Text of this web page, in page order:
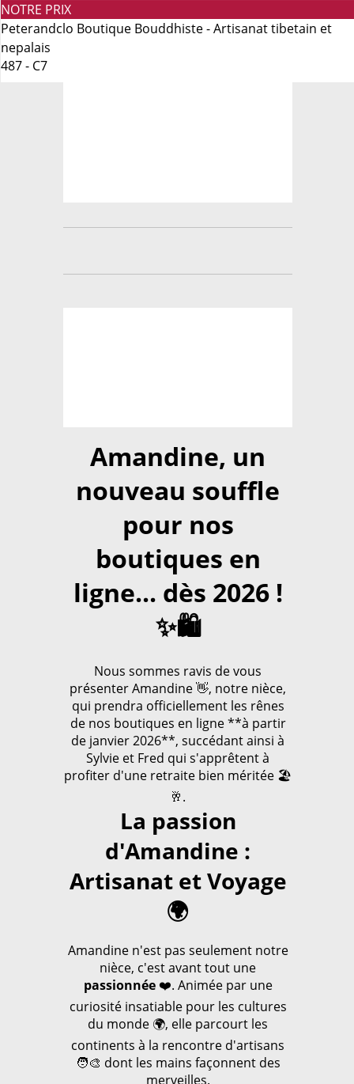
NOTRE PRIX
Peterandclo Boutique Bouddhiste - Artisanat tibetain et
nepalais
487 - C7
Amandine, un
nouveau souffle
pour nos
boutiques en
ligne... dès 2026 !
✨🛍️
Nous sommes ravis de vous
présenter Amandine 👋, notre nièce,
qui prendra officiellement les rênes
de nos boutiques en ligne **à partir
de janvier 2026**, succédant ainsi à
Sylvie et Fred qui s'apprêtent à
profiter d'une retraite bien méritée 🏖️
🥂.
La passion
d'Amandine :
Artisanat et Voyage
🌍
Amandine n'est pas seulement notre
nièce, c'est avant tout une
passionnée❤️. Animée par une
curiosité insatiable pour les cultures
du monde 🌍, elle parcourt les
continents à la rencontre d'artisans
🧑‍🎨 dont les mains façonnent des
merveilles.